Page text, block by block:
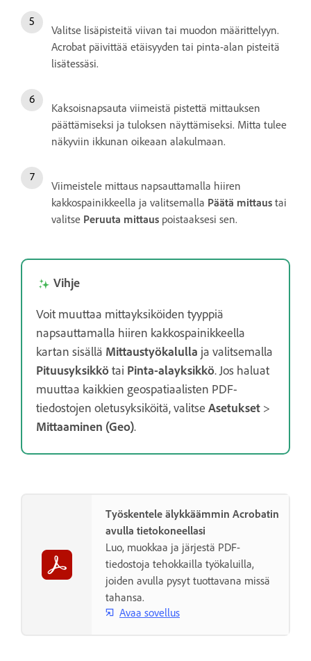
Valitse lisäpisteitä viivan tai muodon määrittelyyn.
Acrobat päivittää etäisyyden tai pinta-alan pisteitä
lisätessäsi.
Kaksoisnapsauta viimeistä pistettä mittauksen
päättämiseksi ja tuloksen näyttämiseksi. Mitta tulee
näkyviin ikkunan oikeaan alakulmaan.
Viimeistele mittaus napsauttamalla hiiren
kakkospainikkeella ja valitsemalla Päätä mittaus tai
valitse Peruuta mittaus poistaaksesi sen.
Vihje
Voit muuttaa mittayksiköiden tyyppiä
napsauttamalla hiiren kakkospainikkeella
kartan sisällä Mittaustyökalulla ja valitsemalla
Pituusyksikkötai Pinta-alayksikkö. Jos haluat
muuttaa kaikkien geospatiaalisten PDF-
tiedostojen oletusyksiköitä, valitse Asetukset >
Mittaaminen (Geo).
Työskentele älykkäämmin Acrobatin
avulla tietokoneellasi
Luo, muokkaa ja järjestä PDF-
tiedostoja tehokkailla työkaluilla,
joiden avulla pysyt tuottavana missä
tahansa.
Avaa sovellus